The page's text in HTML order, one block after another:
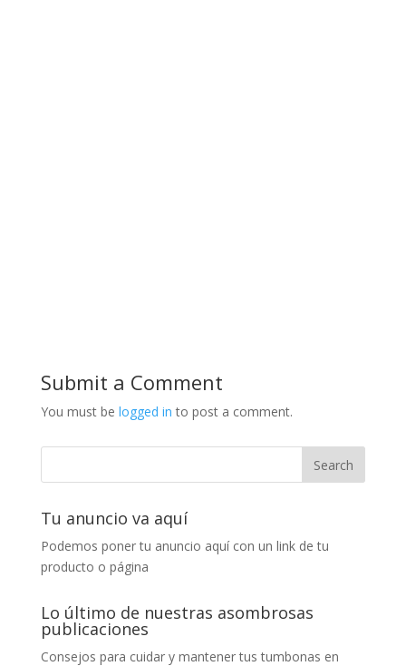
Submit a Comment
You must be logged in to post a comment.
Tu anuncio va aquí
Podemos poner tu anuncio aquí con un link de tu
producto o página
Lo último de nuestras asombrosas
publicaciones
Consejos para cuidar y mantener tus tumbonas en